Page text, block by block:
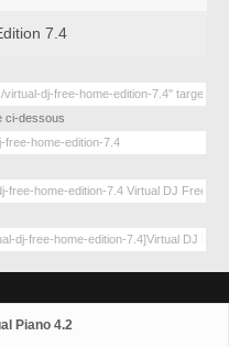
7.4
ci-dessous
Piano 4.2